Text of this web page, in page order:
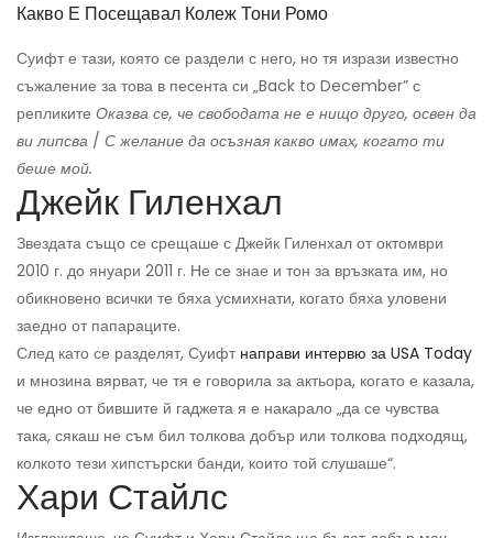
Какво Е Посещавал Колеж Тони Ромо
Суифт е тази, която се раздели с него, но тя изрази известно
съжаление за това в песента си „Back to December” с
репликите Оказва се, че свободата не е нищо друго, освен да
ви липсва / С желание да осъзная какво имах, когато ти
беше мой.
Джейк Гиленхал
Звездата също се срещаше с Джейк Гиленхал от октомври
2010 г. до януари 2011 г. Не се знае и тон за връзката им, но
обикновено всички те бяха усмихнати, когато бяха уловени
заедно от папараците.
След като се разделят, Суифт направи интервю за USA Today
и мнозина вярват, че тя е говорила за актьора, когато е казала,
че едно от бившите й гаджета я е накарало „да се чувства
така, сякаш не съм бил толкова добър или толкова подходящ,
колкото тези хипстърски банди, които той слушаше“.
Хари Стайлс